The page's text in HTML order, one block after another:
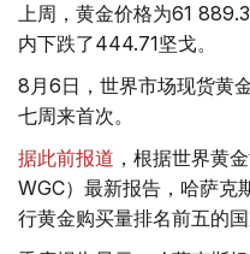
上周，黄金价格为61
内下跌了444.71坚戈。
8月6日，世界市场现货黄
七周来首次。
据此前报道 ，根据世界黄
WGC）最新报告，哈萨克
行黄金购买量排名前五的国